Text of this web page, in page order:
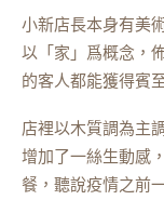
小新店長本身有美
以「家」爲概念，
的客人都能獲得賓
店裡以木質調為主
增加了一絲生動感
餐，聽說疫情之前